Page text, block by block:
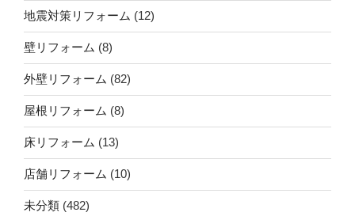
地震対策リフォーム (12)
壁リフォーム (8)
外壁リフォーム (82)
屋根リフォーム (8)
床リフォーム (13)
店舗リフォーム (10)
未分類 (482)